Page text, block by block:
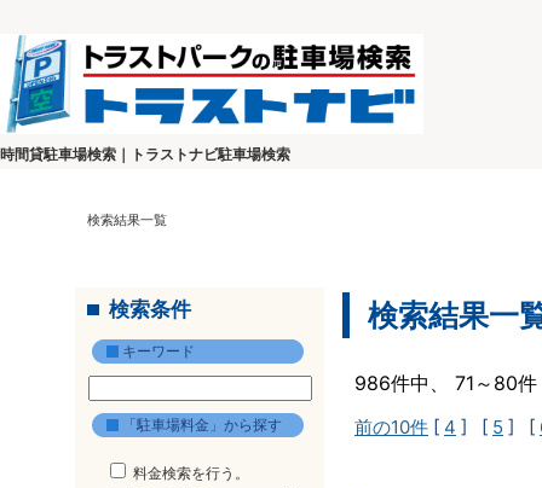
時間貸駐車場検索｜トラストナビ駐車場検索
検索結果一覧
検索条件
キーワード
「駐車場料金」から探す
料金検索を行う。
検索結果一
986件中、 71～80
前の10件 [ 4 ] [ 5 ] [